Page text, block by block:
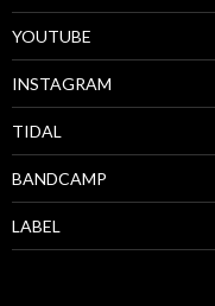
YOUTUBE
INSTAGRAM
TIDAL
BANDCAMP
LABEL